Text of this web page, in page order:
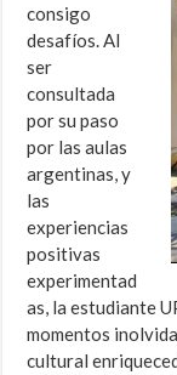
consigo
desafíos. Al
ser
consultada
por su paso
por las aulas
argentinas, y
las
experiencias
positivas
experimentad
as, la estudiante
momentos
cultural